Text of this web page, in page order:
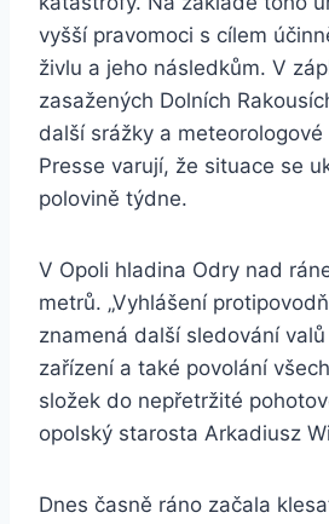
vyšší pravomoci s cílem
živlu a jeho následkům. V
zasažených Dolních
další srážky a
Presse varují, že situace se
polovině týdne.
V Opoli hladina Odry nad
metrů. „Vyhlášení
znamená další sledování
zařízení a také povolání
složek do nepřetržité
opolský starosta Arkadiusz
Dnes časně ráno začala